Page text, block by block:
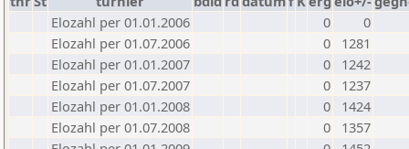
Elozahl per 01.01.2006
0
0
Elozahl per 01.07.2006
0
1281
Elozahl per 01.01.2007
0
1242
Elozahl per 01.07.2007
0
1237
Elozahl per 01.01.2008
0
1424
Elozahl per 01.07.2008
0
1357